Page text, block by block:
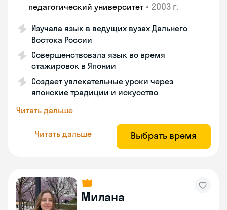
педагогический университет • 2003 г.
Изучала язык в ведущих вузах Дальнего
Востока России
Совершенствовала язык во время
стажировок в Японии
Создает увлекательные уроки через
японские традиции и искусство
Читать дальше
Читать дальше Выбрать время
Милана